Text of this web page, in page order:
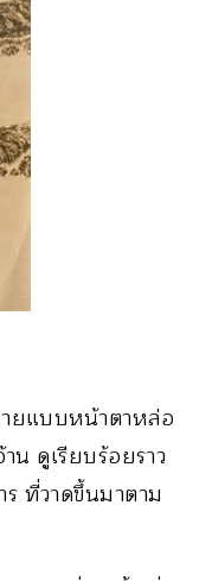
ยแบบหน้าตาหล่อ
น ดูเรียบร้อยราว
ที่วาดขึ้นมาตาม